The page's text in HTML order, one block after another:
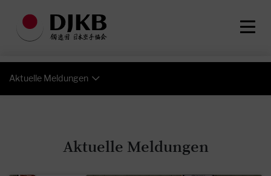
Aktuelle Meldungen
Aktuelle Meldungen